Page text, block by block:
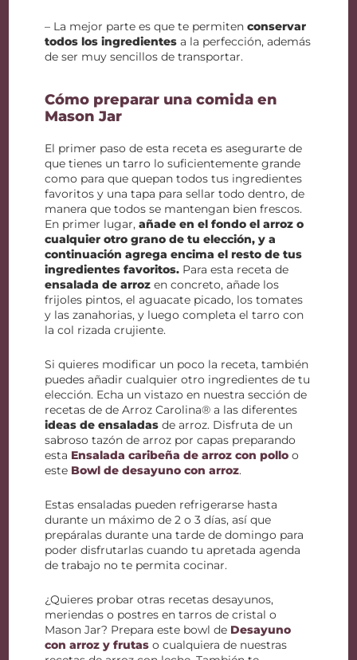
– La mejor parte es que te permitenconservar
todos los ingredientes a la perfección, además
de ser muy sencillos de transportar.
Cómo preparar una comida en
Mason Jar
El primer paso de esta receta es asegurarte de
que tienes un tarro lo suficientemente grande
como para que quepan todos tus ingredientes
favoritos y una tapa para sellar todo dentro, de
manera que todos se mantengan bien frescos.
En primer lugar,añade en el fondo el arroz o
cualquier otro grano de tu elección, y a
continuación agrega encima el resto de tus
ingredientes favoritos. Para esta receta de
ensalada de arroz en concreto, añade los
frijoles pintos, el aguacate picado, los tomates
y las zanahorias, y luego completa el tarro con
la col rizada crujiente.
Si quieres modificar un poco la receta, también
puedes añadir cualquier otro ingredientes de tu
elección. Echa un vistazo en nuestra sección de
recetas de de Arroz Carolina® a las diferentes
ideas de ensaladas de arroz. Disfruta de un
sabroso tazón de arroz por capas preparando
esta Ensalada caribeña de arroz con pollo o
este Bowl de desayuno con arroz.
Estas ensaladas pueden refrigerarse hasta
durante un máximo de 2 o 3 días, así que
prepáralas durante una tarde de domingo para
poder disfrutarlas cuando tu apretada agenda
de trabajo no te permita cocinar.
¿Quieres probar otras recetas desayunos,
meriendas o postres en tarros de cristal o
Mason Jar? Prepara este bowl de Desayuno
con arroz y frutas o cualquiera de nuestras